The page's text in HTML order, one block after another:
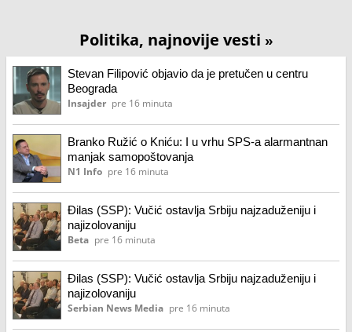
Politika, najnovije vesti »
Stevan Filipović objavio da je pretučen u centru
Beograda
Insajder pre 16 minuta
Branko Ružić o Kniću: I u vrhu SPS-a alarmantnan
manjak samopoštovanja
N1 Info pre 16 minuta
Đilas (SSP): Vučić ostavlja Srbiju najzaduženiju i
najizolovaniju
Beta pre 16 minuta
Đilas (SSP): Vučić ostavlja Srbiju najzaduženiju i
najizolovaniju
Serbian News Media pre 16 minuta